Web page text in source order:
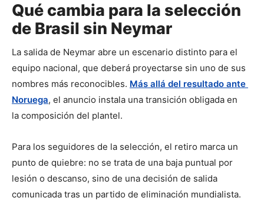
Qué cambia para la selección
de Brasil sin Neymar
La salida de Neymar abre un escenario distinto para el
equipo nacional, que deberá proyectarse sin uno de sus
nombres más reconocibles. Más allá del resultado ante
Noruega, el anuncio instala una transición obligada en
la composición del plantel.
Para los seguidores de la selección, el retiro marca un
punto de quiebre: no se trata de una baja puntual por
lesión o descanso, sino de una decisión de salida
comunicada tras un partido de eliminación mundialista.